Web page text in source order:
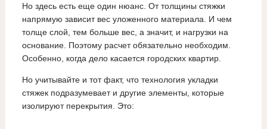
Но здесь есть еще один нюанс. От толщины стяжки
напрямую зависит вес уложенного материала. И чем
толще слой, тем больше вес, а значит, и нагрузки на
основание. Поэтому расчет обязательно необходим.
Особенно, когда дело касается городских квартир.
Но учитывайте и тот факт, что технология укладки
стяжек подразумевает и другие элементы, которые
изолируют перекрытия. Это: